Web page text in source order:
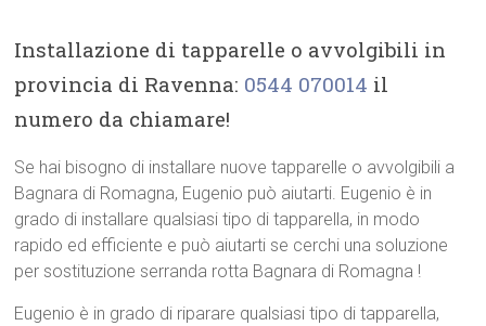
Installazione di tapparelle o avvolgibili in
provincia di Ravenna: 0544 070014 il
numero da chiamare!
Se hai bisogno di installare nuove tapparelle o avvolgibili a
Bagnara di Romagna, Eugenio può aiutarti. Eugenio è in
grado di installare qualsiasi tipo di tapparella, in modo
rapido ed efficiente e può aiutarti se cerchi una soluzione
per sostituzione serranda rotta Bagnara di Romagna !
Eugenio è in grado di riparare qualsiasi tipo di tapparella,